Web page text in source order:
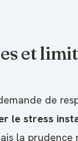
et
de
le stress
la prudence